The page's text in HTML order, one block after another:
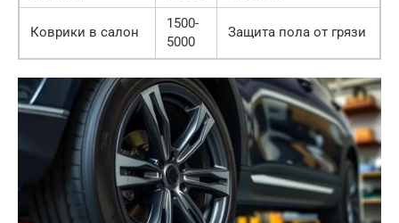
Коврики в салон
1500-
5000
Защита пола от грязи